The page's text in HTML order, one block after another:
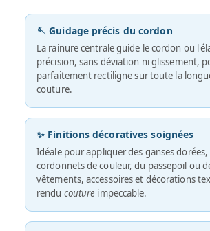
🪡 Guidage précis du cordon
La rainure centrale guide le cordon ou
précision, sans déviation ni glissement,
parfaitement rectiligne sur toute la
couture.
✨ Finitions décoratives soignées
Idéale pour appliquer des ganses dorées,
cordonnets de couleur, du passepoil ou
vêtements, accessoires et décorations
rendu couture impeccable.